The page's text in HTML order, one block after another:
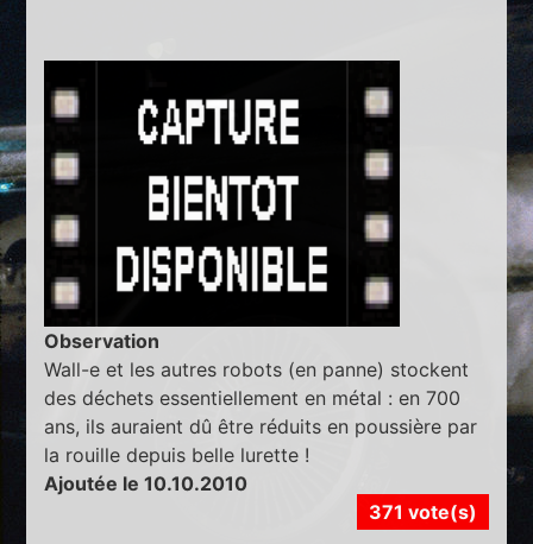
Observation
Wall-e et les autres robots (en panne) stockent
des déchets essentiellement en métal : en 700
ans, ils auraient dû être réduits en poussière par
la rouille depuis belle lurette !
Ajoutée le 10.10.2010
371 vote(s)